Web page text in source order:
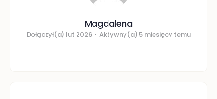
Magdalena
Dołączył(a) lut 2026 • Aktywny(a) 5 miesięcy temu